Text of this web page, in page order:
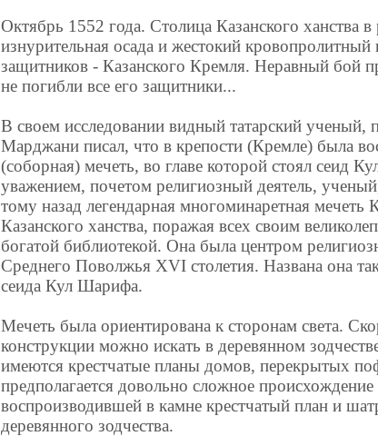
Октябрь 1552 года. Столица Казанского ханства
изнурительная осада и жестокий
защитников - Казанского Кремля. Неравный бой
не погибли все его защитники...
В своем исследовании видный татарский ученый,
Марджани писал, что в крепости (Кремле) была
(соборная) мечеть, во главе которой стоял сеид
уважением, почетом религиозный деятель,
тому назад легендарная многоминаретная
Казанского ханства, поражая всех своим
богатой библиотекой. Она была центром
Среднего Поволжья XVI столетия. Названа она
сеида Кул Шарифа.
Мечеть была ориентирована к сторонам света.
конструкции можно искать в деревянном
имеются крестчатые планы домов, перекрытых
предполагается довольно сложное
воспроизводившей в камне крестчатый план и
деревянного зодчества.